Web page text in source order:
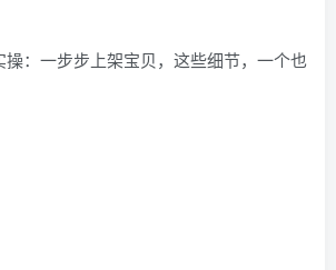
：一步步上架宝贝，这些细节，一个也